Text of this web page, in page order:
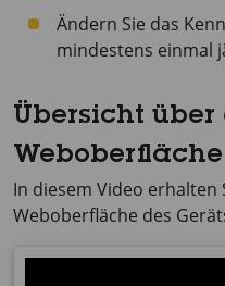
Ändern Sie das
mindestens einmal
Übersicht über
Weboberfläche
In diesem Video
Weboberfläche des